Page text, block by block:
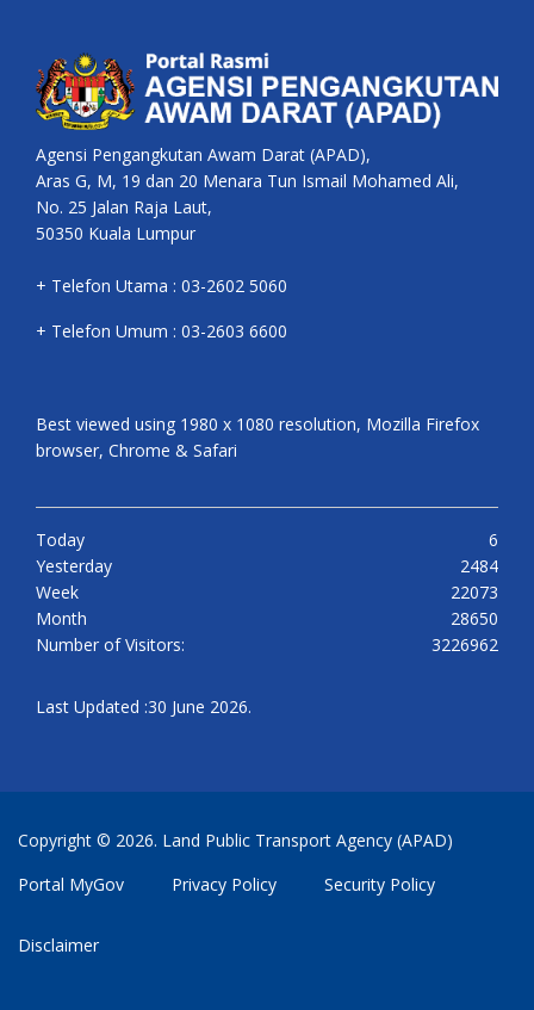
Agensi Pengangkutan Awam Darat (APAD),
Aras G, M, 19 dan 20 Menara Tun Ismail Mohamed Ali,
No. 25 Jalan Raja Laut,
50350 Kuala Lumpur
+ Telefon Utama : 03-2602 5060
+ Telefon Umum : 03-2603 6600
Best viewed using 1980 x 1080 resolution, Mozilla Firefox
browser, Chrome & Safari
Today
6
Yesterday
2484
Week
22073
Month
28650
Number of Visitors:
3226962
Last Updated :30 June 2026.
Copyright © 2026. Land Public Transport Agency (APAD)
Portal MyGov
Privacy Policy Security Policy
Disclaimer